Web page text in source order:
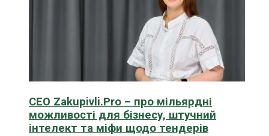
CEO Zakupivli.Pro – про мільярдні
можливості для бізнесу, штучний
інтелект та міфи щодо тендерів